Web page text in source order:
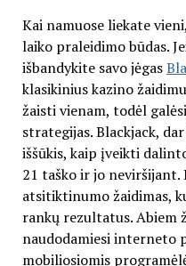
Kai namuose liekate
laiko praleidimo būdas.
išbandykite savo jėgas
klasikinius kazino
žaisti vienam, todėl
strategijas. Blackjack,
iššūkis, kaip įveikti
21 taško ir jo neviršijant.
atsitiktinumo žaidimas,
rankų rezultatus. Abiem
naudodamiesi interneto
mobiliosiomis